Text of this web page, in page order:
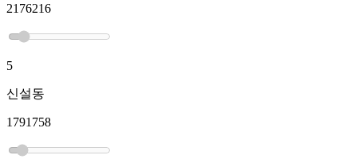
2176216
5
신설동
1791758